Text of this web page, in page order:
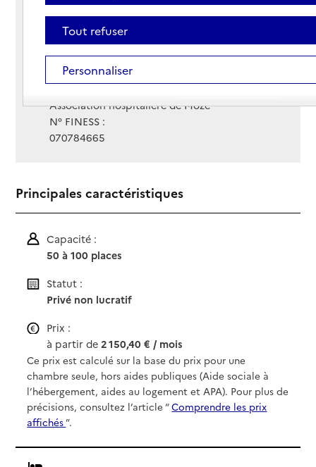
Voir itinéraire
Téléphone :
Contact
Contact
Site Internet
Site internet non renseigné
Association hospitalière de Moze
N° FINESS :
070784665
Principales caractéristiques
Capacité :
50 à 100 places
Statut :
Privé non lucratif
Prix :
à partir de2 150,40 € / mois
Ce prix est calculé sur la base du prix pour une
chambre seule, hors aides publiques (Aide sociale à
l’hébergement, aides au logement et APA). Pour plus de
précisions, consultez l’article “Comprendre les prix
affichés”.
Tout refuser
Personnaliser